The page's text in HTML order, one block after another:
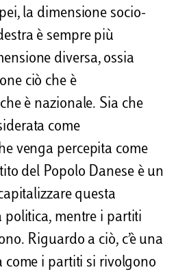
la dimensione socio-
è sempre più
diversa, ossia
ciò che è
è nazionale. Sia che
come
venga percepita come
del Popolo Danese è un
questa
politica, mentre i partiti
Riguardo a ciò, c’è una
come i partiti si rivolgono